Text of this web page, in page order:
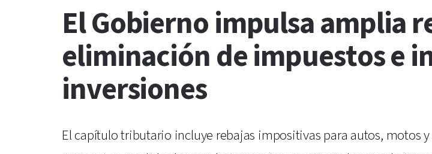
El Gobierno impulsa amplia
eliminación de impuestos e
inversiones
El capítulo tributario incluye rebajas impositivas para autos, motos